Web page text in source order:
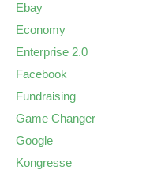
Ebay
Economy
Enterprise 2.0
Facebook
Fundraising
Game Changer
Google
Kongresse